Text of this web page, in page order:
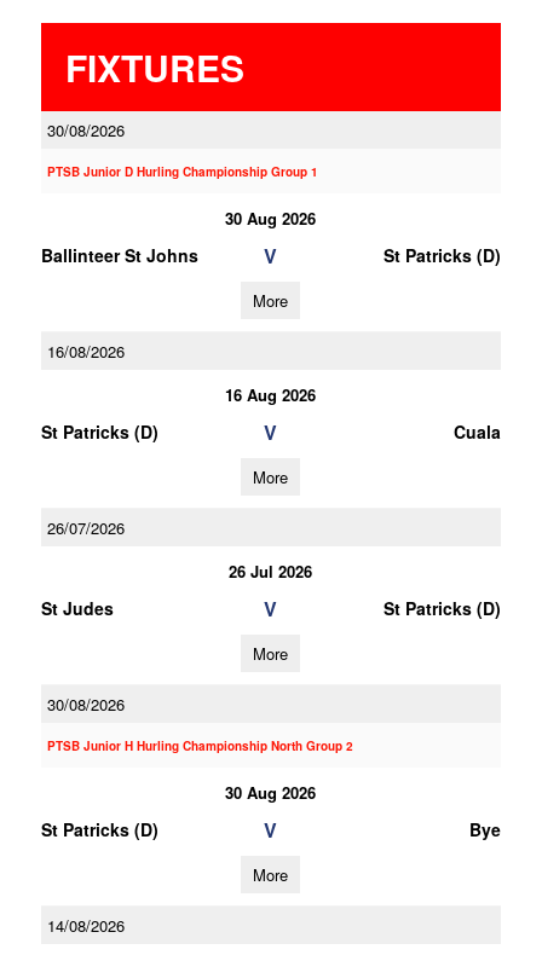
FIXTURES
30/08/2026
PTSB Junior D Hurling Championship Group 1
30 Aug 2026
Ballinteer St Johns V St Patricks (D)
More
16/08/2026
16 Aug 2026
St Patricks (D) V Cuala
More
26/07/2026
26 Jul 2026
St Judes V St Patricks (D)
More
30/08/2026
PTSB Junior H Hurling Championship North Group 2
30 Aug 2026
St Patricks (D) V Bye
More
14/08/2026